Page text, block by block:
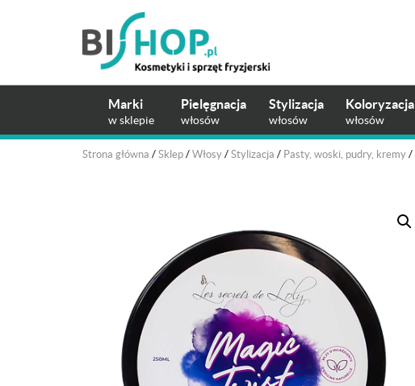
Marki
w sklepie
Pielęgnacja
włosów
Stylizacja
włosów
Koloryzacja
włosów
Strona główna / Sklep / Włosy / Stylizacja / Pasty, woski, pudry, kremy /